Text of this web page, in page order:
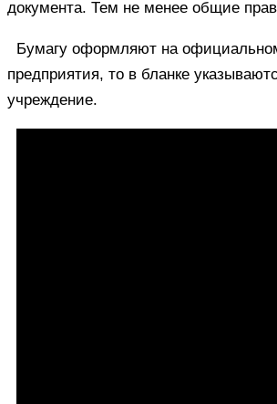
документа. Тем не менее общие
Бумагу оформляют на
предприятия, то в бланке
учреждение.